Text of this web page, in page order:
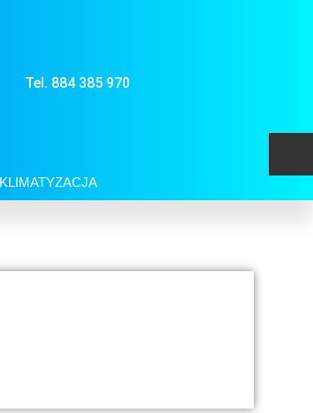
Tel. 884 385 970
KLIMATYZACJA